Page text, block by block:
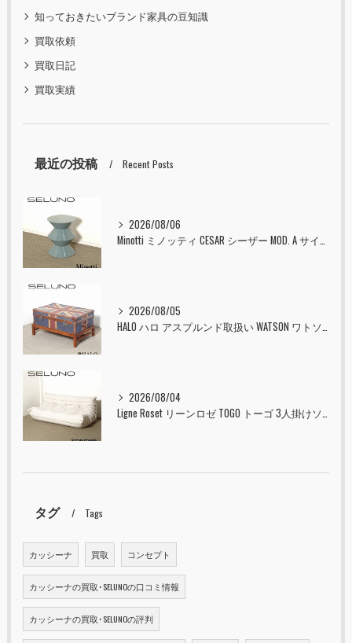
知っておきたいブランド家具の豆知識
買取依頼
買取日記
買取実績
最近の投稿 Recent Posts
2026/08/06
2026/08/05
2026/08/04
タグ Tags
カッシーナ 買取 コンセプト
カッシーナの買取･SELUNOの口コミ情報
カッシーナの買取･SELUNOの評判